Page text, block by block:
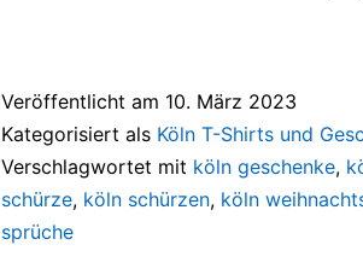
Veröffentlicht am 10. März 2023
Kategorisiert als Köln T-Shirts und
Verschlagwortet mit köln geschenke,
schürze, köln schürzen, köln
sprüche